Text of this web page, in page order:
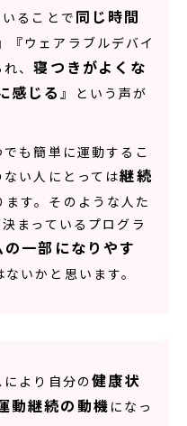
ることで 同じ時間
『ウェアラブルデバイ
れ、寝つきがよくな
感じる』という声が
も簡単に運動するこ
い人にとっては継続
ます。そのような人た
まっているプログラ
一部になりやす
ないかと思います。
により自分の健康状
動継続の動機 になっ